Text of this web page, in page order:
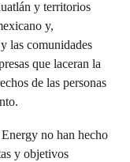
y territorios
y,
las comunidades
que laceran la
de las personas
no han hecho
y objetivos